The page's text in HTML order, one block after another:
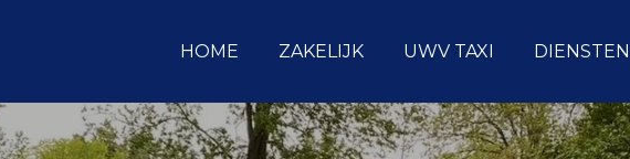
HOME ZAKELIJK UWV TAXI DIENSTEN